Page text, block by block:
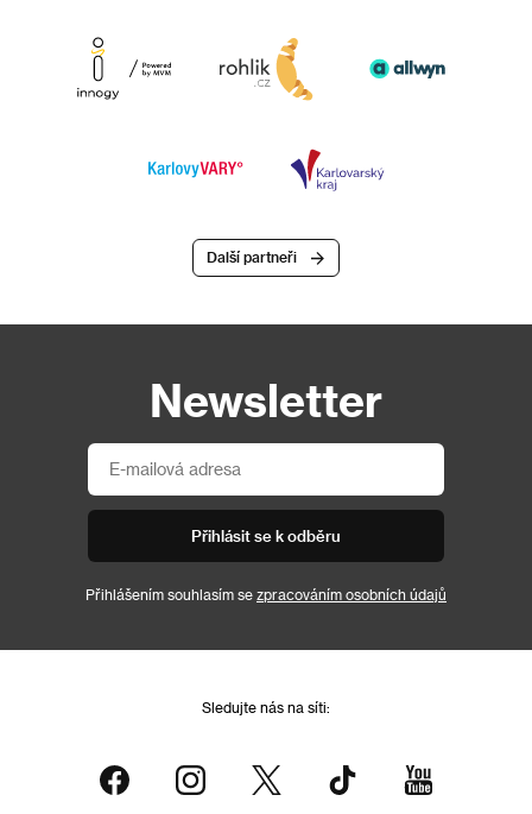
Další partneři
Newsletter
Přihlásit se k odběru
Přihlášením souhlasím se zpracováním osobních údajů
Sledujte nás na síti: